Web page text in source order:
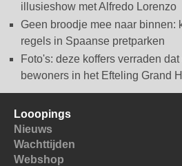
illusieshow met Alfredo Lorenzo
Geen broodje mee naar binnen:
regels in Spaanse pretparken
Foto's: deze koffers verraden
bewoners in het Efteling Grand
Looopings
Nieuws
Wachttijden
Webshop